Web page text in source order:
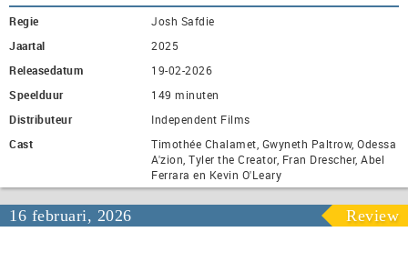
Regie
Josh Safdie
Jaartal
2025
Releasedatum
19-02-2026
Speelduur
149 minuten
Distributeur
Independent Films
Cast
Timothée Chalamet, Gwyneth Paltrow, Odessa
A'zion, Tyler the Creator, Fran Drescher, Abel
Ferrara en Kevin O'Leary
16 februari, 2026 Review